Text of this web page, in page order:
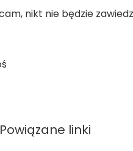
Powiązane linki